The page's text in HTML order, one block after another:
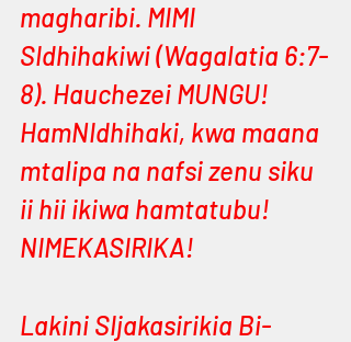
magharibi. MIMI
SIdhihakiwi (Wagalatia 6:7-
8). Hauchezei MUNGU!
HamNIdhihaki, kwa maana
mtalipa na nafsi zenu siku
ii hii ikiwa hamtatubu!
NIMEKASIRIKA!
Lakini SIjakasirikia Bi-